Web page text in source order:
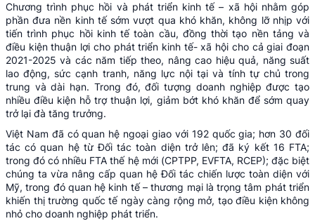
Chương trình phục hồi và phát triển kinh tế – xã hội nhằm góp
phần đưa nền kinh tế sớm vượt qua khó khăn, không lỡ nhịp với
tiến trình phục hồi kinh tế toàn cầu, đồng thời tạo nền tảng và
điều kiện thuận lợi cho phát triển kinh tế- xã hội cho cả giai đoạn
2021-2025 và các năm tiếp theo, nâng cao hiệu quả, năng suất
lao động, sức cạnh tranh, năng lực nội tại và tính tự chủ trong
trung và dài hạn. Trong đó, đối tượng doanh nghiệp được tạo
nhiều điều kiện hỗ trợ thuận lợi, giảm bớt khó khăn để sớm quay
trở lại đà tăng trưởng.
Việt Nam đã có quan hệ ngoại giao với 192 quốc gia; hơn 30 đối
tác có quan hệ từ Đối tác toàn diện trở lên; đã ký kết 16 FTA;
trong đó có nhiều FTA thế hệ mới (CPTPP, EVFTA, RCEP); đặc biệt
chúng ta vừa nâng cấp quan hệ Đối tác chiến lược toàn diện với
Mỹ, trong đó quan hệ kinh tế – thương mại là trọng tâm phát triển
khiến thị trường quốc tế ngày càng rộng mở, tạo điều kiện không
nhỏ cho doanh nghiệp phát triển.